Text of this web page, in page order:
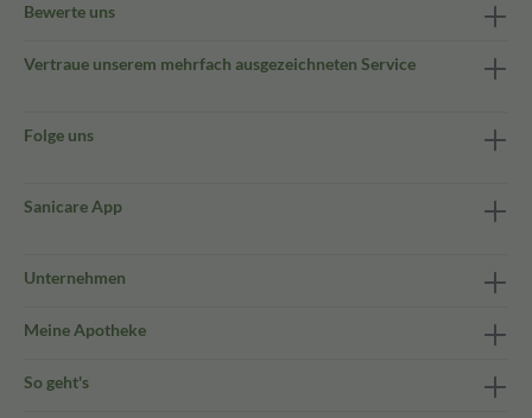
Bewerte uns
Vertraue unserem mehrfach ausgezeichneten Service
Folge uns
Sanicare App
Unternehmen
Meine Apotheke
So geht's